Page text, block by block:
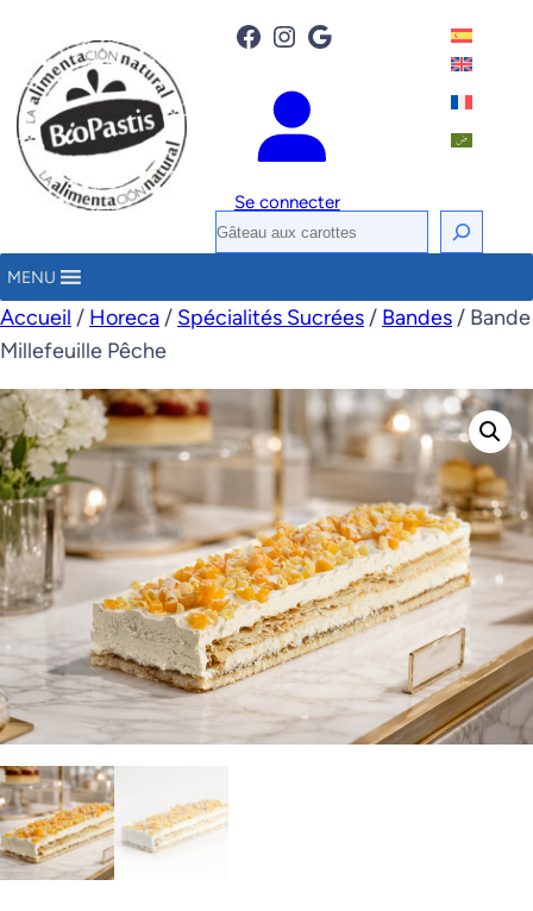
Facebook Instagram Google
Se connecter
R
e
h
r
c
h
r
MENU
Accueil / Horeca / Spécialités Sucrées / Bandes / Bande
Millefeuille Pêche